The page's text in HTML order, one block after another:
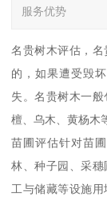
服务优势
名贵树木评估，
的，如果遭受毁
失。名贵树木一
檀、乌木、黄杨木
苗圃评估针对苗
林、种子园、采
工与储藏等设施